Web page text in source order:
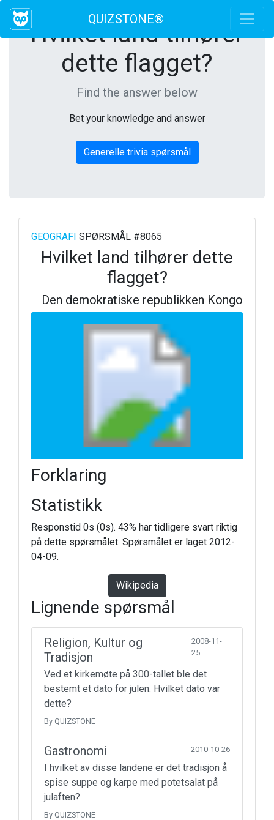
QUIZSTONE®
Hvilket land tilhører
dette flagget?
Find the answer below
Bet your knowledge and answer
Generelle trivia spørsmål
GEOGRAFI SPØRSMÅL #8065
Hvilket land tilhører dette
flagget?
Den demokratiske republikken Kongo
Forklaring
Statistikk
Responstid 0s (0s). 43% har tidligere svart riktig
på dette spørsmålet. Spørsmålet er laget 2012-
04-09.
Wikipedia
Lignende spørsmål
Religion, Kultur og
Tradisjon
2008-11-
25
Ved et kirkemøte på 300-tallet ble det
bestemt et dato for julen. Hvilket dato var
dette?
By QUIZSTONE
Gastronomi 2010-10-26
I hvilket av disse landene er det tradisjon å
spise suppe og karpe med potetsalat på
julaften?
By QUIZSTONE